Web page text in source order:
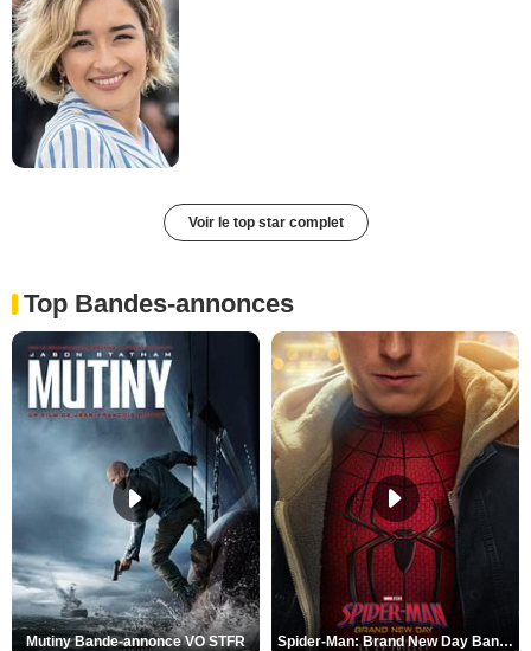
Voir le top star complet
Top Bandes-annonces
Mutiny Bande-annonce VO STFR Spider-Man: Brand New Day Bande-annonce VO STFR